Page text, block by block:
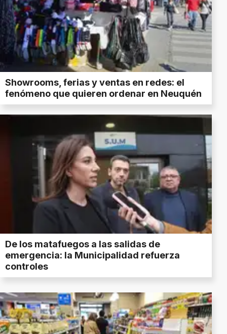
Showrooms, ferias y ventas en redes: el
fenómeno que quieren ordenar en Neuquén
De los matafuegos a las salidas de
emergencia: la Municipalidad refuerza
controles